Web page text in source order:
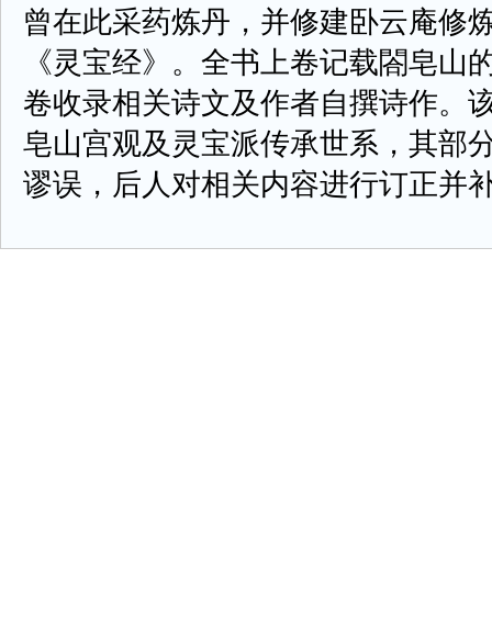
曾在此采药炼丹，并修建卧云庵修
《灵宝经》。全书上卷记载閤皂山
卷收录相关诗文及作者自撰诗作。
皂山宫观及灵宝派传承世系，其部
谬误，后人对相关内容进行订正并